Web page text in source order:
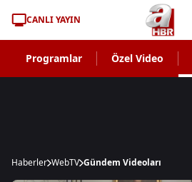
CANLI YAYIN
Programlar Özel Video
Haberler WebTV Gündem Videoları